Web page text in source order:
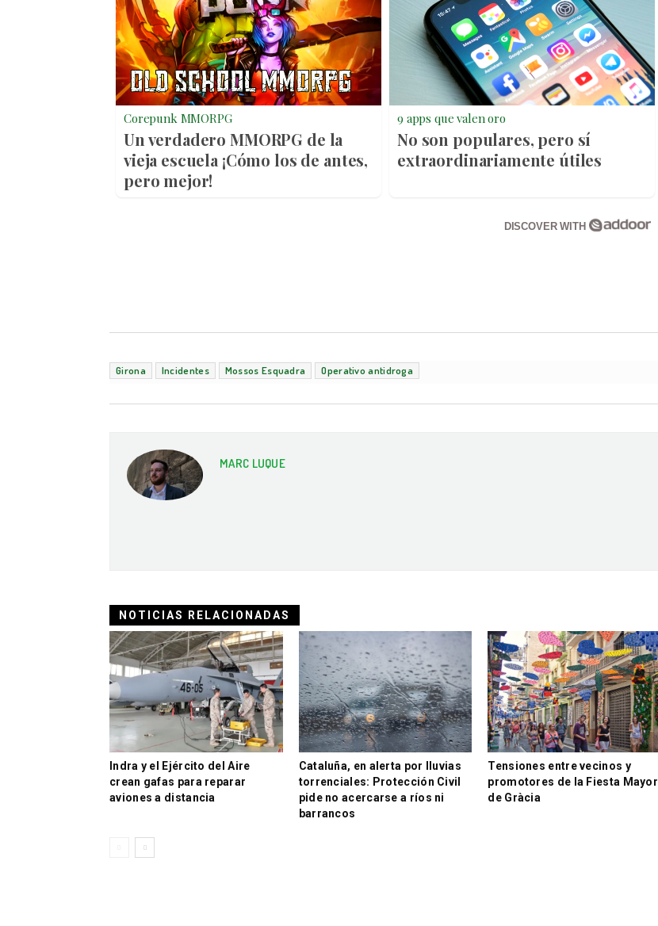
Corepunk MMORPG
Un verdadero MMORPG de la
vieja escuela ¡Cómo los de antes,
pero mejor!
9 apps que valen oro
No son populares, pero sí
extraordinariamente útiles
DISCOVER WITH
Girona Incidentes Mossos Esquadra Operativo antidroga
MARC LUQUE
NOTICIAS RELACIONADAS
Indra y el Ejército del Aire
crean gafas para reparar
aviones a distancia
Cataluña, en alerta por lluvias
torrenciales: Protección Civil
pide no acercarse a ríos ni
barrancos
Tensiones entre vecinos y
promotores de la Fiesta Mayor
de Gràcia